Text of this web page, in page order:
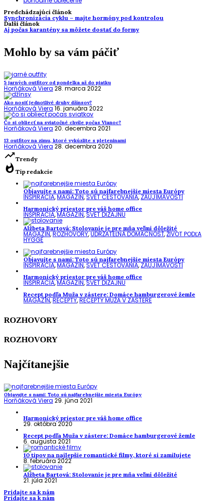
Predchádzajúci článok
Synchronizácia cyklu – majte hormóny pod kontrolou
Ďalší článok
Aj počas karantény sa môžete dostať do formy
Mohlo by sa vám páčiť
5 jarných outfitov od pondelka až do piatku
Horňáková Viera 28. marca 2022
Ako nosiť jednotlivé druhy džínsov?
Horňáková Viera 16. januára 2022
Čo si obliecť na sviatočné chvíle počas Vianoc?
Horňáková Viera 20. decembra 2021
13 outfitov na zimu, ktoré vykúzlite s pleteninami
Horňáková Viera 28. decembra 2020
trending_upTrendy
whatshot Tip redakcie
Objavujte s nami: Toto sú najfarebnejšie miesta Európy
INŠPIRÁCIA,MAGAZÍN,SVET CESTOVANIA,ZAUJÍMAVOSTI
Harmonický priestor pre váš home office
INŠPIRÁCIA,MAGAZÍN,SVET DIZAJNU
Alžbeta Bartová: Stolovanie je pre mňa veľmi dôležité
MAGAZÍN,ROZHOVORY,UDRŽATEĽNÁ DOMÁCNOSŤ,ŽIVOT PODĽA
HYGGE
Objavujte s nami: Toto sú najfarebnejšie miesta Európy
INŠPIRÁCIA,MAGAZÍN,SVET CESTOVANIA,ZAUJÍMAVOSTI
Harmonický priestor pre váš home office
INŠPIRÁCIA,MAGAZÍN,SVET DIZAJNU
Recept podľa Muža v zástere: Domáce hamburgerové žemle
MAGAZÍN,RECEPTY,RECEPTY MUŽA V ZÁSTERE
ROZHOVORY
ROZHOVORY
Najčítanejšie
Objavujte s nami: Toto sú najfarebnejšie miesta Európy
Horňáková Viera 29. júna 2021
Harmonický priestor pre váš home office
29. októbra 2020
Recept podľa Muža v zástere: Domáce hamburgerové žemle
6. augusta 2021
10 tipov na najlepšie romantické filmy, ktoré si zamilujete
8. februára 2022
Alžbeta Bartová: Stolovanie je pre mňa veľmi dôležité
21. júla 2021
Pridajte sa k nám
Pridajte sa k nám